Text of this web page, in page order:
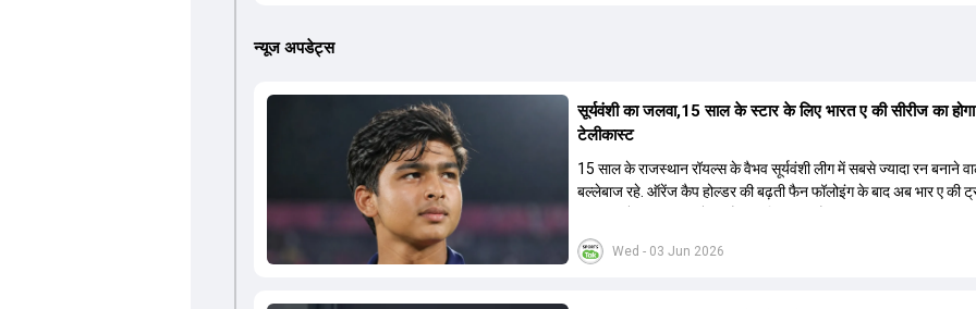
न्यूज अपडेट्स
Wed - 03 Jun 2026
सूर्यवंशी का जलवा,15 साल के स्टार के लिए भारत ए की सीरीज का
टेलीकास्ट
15 साल के राजस्थान रॉयल्स के वैभव सूर्यवंशी लीग में सबसे ज्यादा रन बनाने
बल्लेबाज रहे. ऑरेंज कैप होल्डर की बढ़ती फैन फॉलोइंग के बाद अब भार ए की